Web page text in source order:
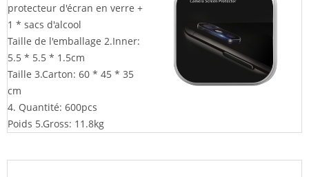
protecteur d'écran en verre +
1 * sacs d'alcool
Taille de l'emballage 2.Inner:
5.5 * 5.5 * 1.5cm
Taille 3.Carton: 60 * 45 * 35
cm
4. Quantité: 600pcs
Poids 5.Gross: 11.8kg